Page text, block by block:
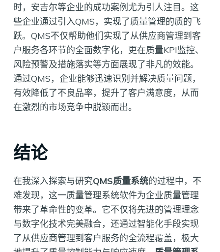
时，安吉尔等企业的成功案例尤为引人注目。这
些企业通过引入QMS，实现了质量管理的质的飞
跃。QMS不仅帮助他们实现了从供应商管理到客
户服务各环节的全面数字化，更在质量KPI监控、
风险预警及措施落实等方面展现了非凡的效能。
通过QMS，企业能够迅速识别并解决质量问题，
有效降低了不良品率，提升了客户满意度，从而
在激烈的市场竞争中脱颖而出。
结论
在我深入探索与研究QMS质量系统的过程中，不
难发现，这一质量管理系统软件为企业质量管理
带来了革命性的变革。它不仅将先进的管理理念
与数字化技术完美融合，还通过智能化手段实现
了从供应商管理到客户服务的全流程覆盖，极大